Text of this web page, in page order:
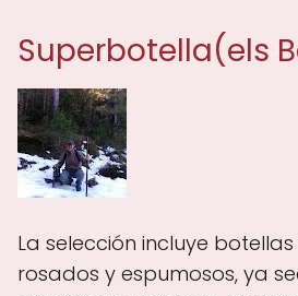
Superbotella(els
La selección incluye
rosados y espumosos, ya